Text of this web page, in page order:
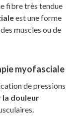
fibre très tendue
est une forme
muscles ou de
myofasciale
de pressions
la douleur